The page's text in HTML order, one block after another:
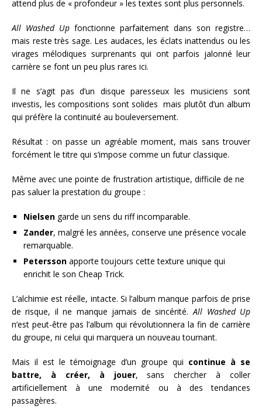
attend plus de « profondeur » les textes sont plus personnels.
All Washed Up fonctionne parfaitement dans son registre…
mais reste très sage. Les audaces, les éclats inattendus ou les
virages mélodiques surprenants qui ont parfois jalonné leur
carrière se font un peu plus rares ici.
Il ne s’agit pas d’un disque paresseux les musiciens sont
investis, les compositions sont solides mais plutôt d’un album
qui préfère la continuité au bouleversement.
Résultat : on passe un agréable moment, mais sans trouver
forcément le titre qui s’impose comme un futur classique.
Même avec une pointe de frustration artistique, difficile de ne
pas saluer la prestation du groupe :
Nielsen garde un sens du riff incomparable.
Zander, malgré les années, conserve une présence vocale
remarquable.
Petersson apporte toujours cette texture unique qui
enrichit le son Cheap Trick.
L’alchimie est réelle, intacte. Si l’album manque parfois de prise
de risque, il ne manque jamais de sincérité.All Washed Up
n’est peut-être pas l’album qui révolutionnera la fin de carrière
du groupe, ni celui qui marquera un nouveau tournant.
Mais il est le témoignage d’un groupe qui continue à se
battre, à créer, à jouer, sans chercher à coller
artificiellement à une modernité ou à des tendances
passagères.